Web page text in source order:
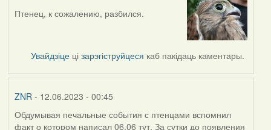
Птенец, к сожалению, разбился.
Увайдзіце цізарэгіструйцеся каб пакідаць каментары.
ZNR - 12.06.2023 - 00:45
Обдумывая печальные события с птенцами вспомнил
факт о котором написал 06.06 тут. За сутки до появления